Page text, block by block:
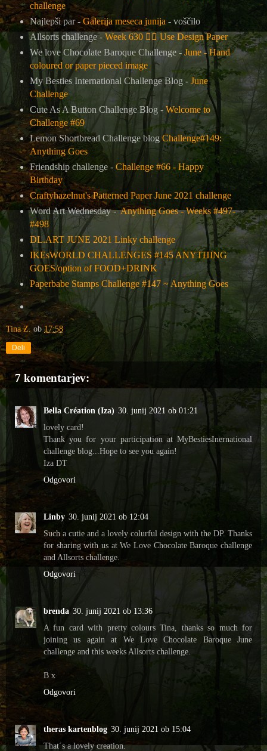
challenge
Najlepši par -Galerija meseca junija - voščilo
Allsorts challenge - Week 630 🏳 Use Design Paper
We love Chocolate Baroque Challenge - June - Hand
coloured or paper pieced image
My Besties International Challenge Blog - June
Challenge
Cute As A Button Challenge Blog - Welcome to
Challenge #69
Lemon Shortbread Challenge blog Challenge#149:
Anything Goes
Friendship challenge - Challenge #66 - Happy
Birthday
Craftyhazelnut's Patterned Paper June 2021 challenge
Word Art Wednesday -Anything Goes - Weeks #497-
#498
DL.ART JUNE 2021 Linky challenge
IKEsWORLD CHALLENGES #145 ANYTHING
GOES/option of FOOD+DRINK
Paperbabe Stamps Challenge #147 ~ Anything Goes
Tina Z. ob17:58
Deli
7 komentarjev:
Bella Création (Iza) 30. junij 2021 ob 01:21
lovely card!
Thank you for your participation at MyBestiesInernational
challenge blog...Hope to see you again!
Iza DT
Odgovori
Linby 30. junij 2021 ob 12:04
Such a cutie and a lovely colurful design with the DP. Thanks
for sharing with us at We Love Chocolate Baroque challenge
and Allsorts challenge.
Odgovori
brenda 30. junij 2021 ob 13:36
A fun card with pretty colours Tina, thanks so much for
joining us again at We Love Chocolate Baroque June
challenge and this weeks Allsorts challenge.
B x
Odgovori
theras kartenblog 30. junij 2021 ob 15:04
That´s a lovely creation.